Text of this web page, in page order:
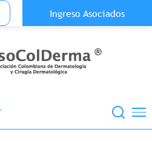
Ingreso Asociados